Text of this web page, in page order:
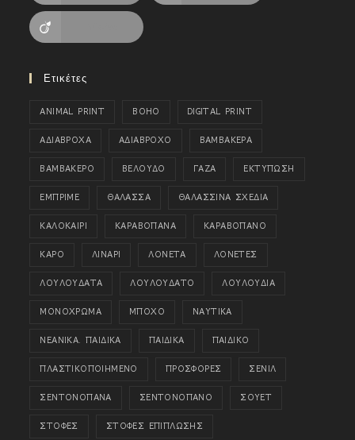
Ετικέτες
ANIMAL PRINT BOHO DIGITAL PRINT
ΑΔΙΑΒΡΟΧΑ ΑΔΙΑΒΡΟΧΟ ΒΑΜΒΑΚΕΡΑ
ΒΑΜΒΑΚΕΡΟ ΒΕΛΟΥΔΟ ΓΑΖΑ ΕΚΤΥΠΩΣΗ
ΕΜΠΡΙΜΕ ΘΑΛΑΣΣΑ ΘΑΛΑΣΣΙΝΑ ΣΧΕΔΙΑ
ΚΑΛΟΚΑΙΡΙ ΚΑΡΑΒΟΠΑΝΑ ΚΑΡΑΒΟΠΑΝΟ
ΚΑΡΟ ΛΙΝΑΡΙ ΛΟΝΕΤΑ ΛΟΝΕΤΕΣ
ΛΟΥΛΟΥΔΑΤΑ ΛΟΥΛΟΥΔΑΤΟ ΛΟΥΛΟΥΔΙΑ
ΜΟΝΟΧΡΩΜΑ ΜΠΟΧΟ ΝΑΥΤΙΚΑ
ΝΕΑΝΙΚΑ. ΠΑΙΔΙΚΑ ΠΑΙΔΙΚΑ ΠΑΙΔΙΚΟ
ΠΛΑΣΤΙΚΟΠΟΙΗΜΕΝΟ ΠΡΟΣΦΟΡΕΣ ΣΕΝΙΛ
ΣΕΝΤΟΝΟΠΑΝΑ ΣΕΝΤΟΝΟΠΑΝΟ ΣΟΥΕΤ
ΣΤΟΦΕΣ ΣΤΟΦΕΣ ΕΠΙΠΛΩΣΗΣ